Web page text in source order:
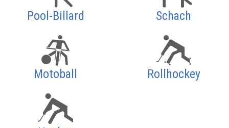
Pool-Billard Schach
Motoball Rollhockey